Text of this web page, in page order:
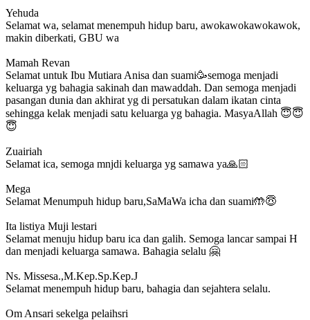
Yehuda
Selamat wa, selamat menempuh hidup baru, awokawokawokawok,
makin diberkati, GBU wa
Mamah Revan
Selamat untuk Ibu Mutiara Anisa dan suami🥳semoga menjadi
keluarga yg bahagia sakinah dan mawaddah. Dan semoga menjadi
pasangan dunia dan akhirat yg di persatukan dalam ikatan cinta
sehingga kelak menjadi satu keluarga yg bahagia. MasyaAllah 😇😇
😇
Zuairiah
Selamat ica, semoga mnjdi keluarga yg samawa ya🙏🏻
Mega
Selamat Menumpuh hidup baru,SaMaWa icha dan suami🤲😇
Ita listiya Muji lestari
Selamat menuju hidup baru ica dan galih. Semoga lancar sampai H
dan menjadi keluarga samawa. Bahagia selalu 🤗
Ns. Missesa.,M.Kep.Sp.Kep.J
Selamat menempuh hidup baru, bahagia dan sejahtera selalu.
Om Ansari sekelga pelaihsri